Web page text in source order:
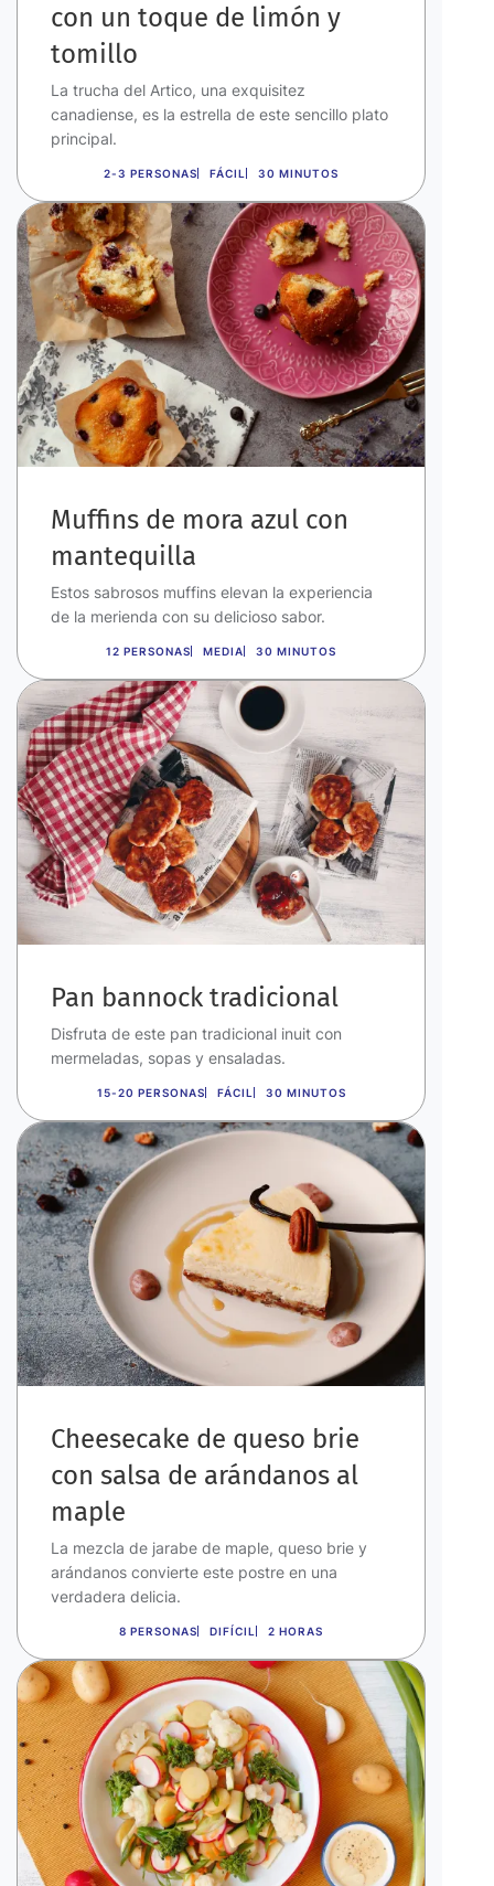
con un toque de limón y
tomillo
La trucha del Artico, una exquisitez
canadiense, es la estrella de este sencillo plato
principal.
2-3 PERSONAS FÁCIL 30 MINUTOS
Imagen
Muffins de mora azul con
mantequilla
Estos sabrosos muffins elevan la experiencia
de la merienda con su delicioso sabor.
12 PERSONAS MEDIA 30 MINUTOS
Imagen
Pan bannock tradicional
Disfruta de este pan tradicional inuit con
mermeladas, sopas y ensaladas.
15-20 PERSONAS FÁCIL 30 MINUTOS
Imagen
Cheesecake de queso brie
con salsa de arándanos al
maple
La mezcla de jarabe de maple, queso brie y
arándanos convierte este postre en una
verdadera delicia.
8 PERSONAS DIFÍCIL 2 HORAS
Imagen